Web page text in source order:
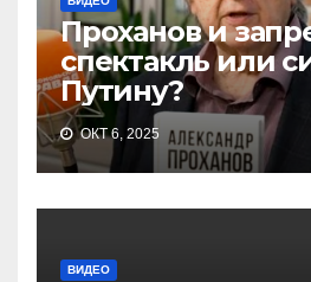
Проханов и
спектакль или
Путину?
ОКТ 6, 2025
ВИДЕО